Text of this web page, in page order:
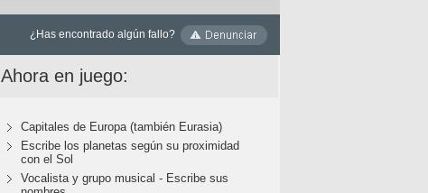
¿Has encontrado algún fallo?
Ahora en juego:
Capitales de Europa (también Eurasia)
Escribe los planetas según su proximidad
con el Sol
Vocalista y grupo musical - Escribe sus